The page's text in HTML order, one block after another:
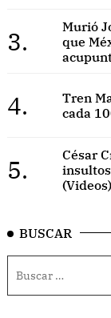
3.
Murió
que
4.
Tren
cada
5.
César
BUSCAR